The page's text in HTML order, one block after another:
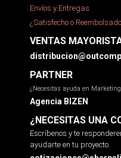
Envíos y Entregas
¿Satisfecho o
VENTAS
PARTNER
¿Necesitas ayuda en
Agencia BIZEN
¿NECESITAS UNA
Escríbenos y te
ayudarte en tu proyecto.